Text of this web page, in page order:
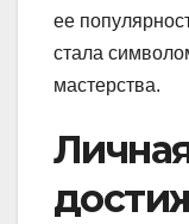
ее
стала
мастерства.